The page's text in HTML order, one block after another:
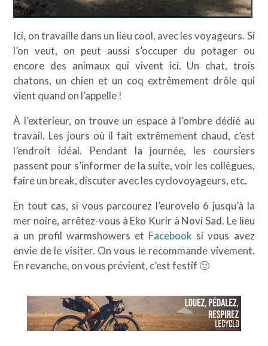
Ici, on travaille dans un lieu cool, avec les voyageurs. Si
l’on veut, on peut aussi s’occuper du potager ou
encore des animaux qui vivent ici. Un chat, trois
chatons, un chien et un coq extrêmement drôle qui
vient quand on l’appelle !
À l’exterieur, on trouve un espace à l’ombre dédié au
travail. Les jours où il fait extrêmement chaud, c’est
l’endroit idéal. Pendant la journée, les coursiers
passent pour s’informer de la suite, voir les collègues,
faire un break, discuter avec les cyclovoyageurs, etc.
En tout cas, si vous parcourez l’eurovelo 6 jusqu’à la
mer noire, arrêtez-vous à Eko Kurir à Novi Sad. Le lieu
a un profil warmshowers et Facebook si vous avez
envie de le visiter. On vous le recommande vivement.
En revanche, on vous prévient, c’est festif 🙂